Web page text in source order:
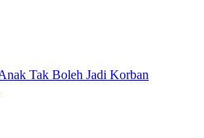
Tak Boleh Jadi Korban